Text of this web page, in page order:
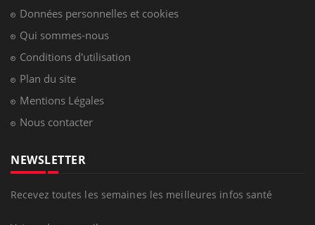
Données personnelles et cookies
Qui sommes-nous
Conditions d'utilisation
Plan du site
Mentions Légales
Nous contacter
NEWSLETTER
Recevez toutes les semaines les meilleures infos santé